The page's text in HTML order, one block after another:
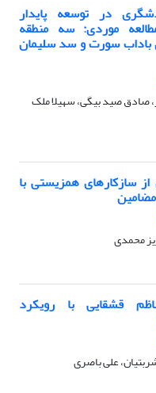
در توسعه پایدار
موردی: سه منطقه
سورت و سد سلیمان
صادق صید بیگی، سهیلا ملک
سازکارهای همزیستی با
محمدی
قشقایی با رویکرد
علی باصری